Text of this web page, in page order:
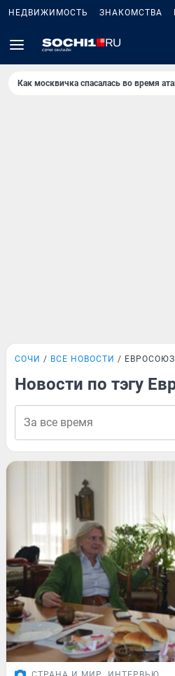
НЕДВИЖИМОСТЬ ЗНАКОМСТВА
Как москвичка спасалась во время
СОЧИ ВСЕ НОВОСТИ ЕВРОСОЮЗ
Новости по тэгу